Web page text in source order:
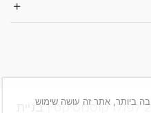
בנייתביותר, אתר זה עושה שימוש